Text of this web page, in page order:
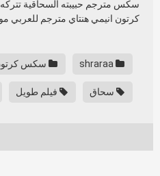
سكس مترجم حبيبته السحاقية
كرتون انيمي هنتاي مترجم للعربي
سكس
سحاق فيلم طويل